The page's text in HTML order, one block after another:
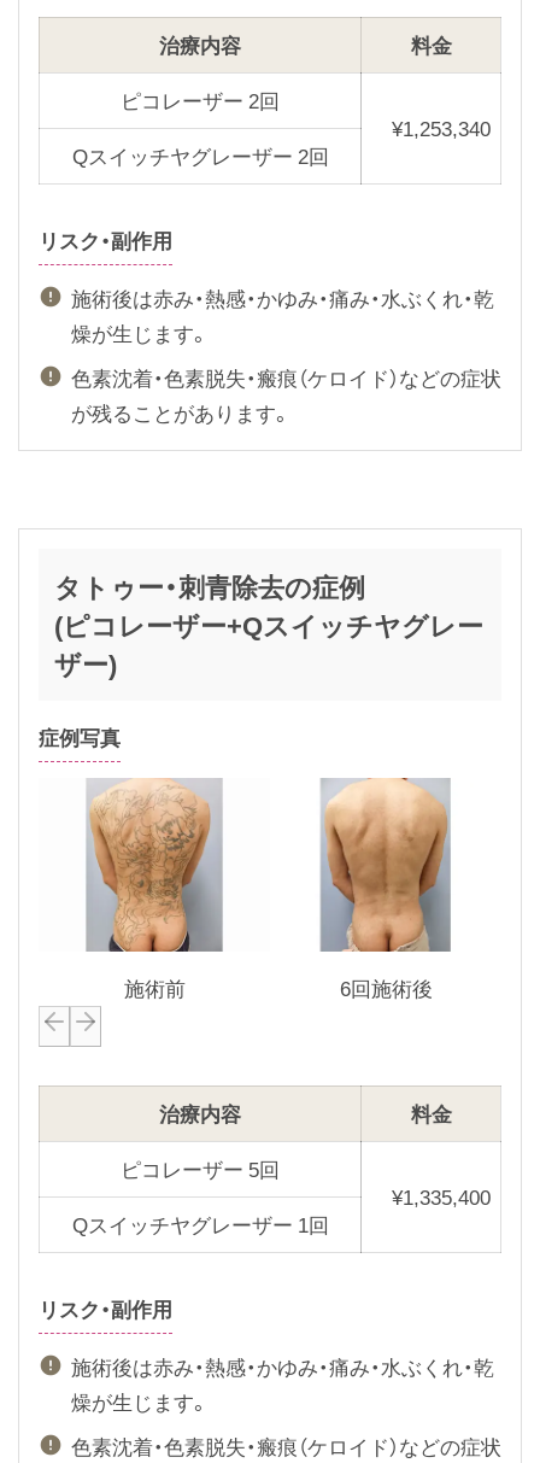
e
o
u
s
l
i
d
e
x
l
i
e
治療内容
料金
ピコレーザー 2回
¥1,253,340
Qスイッチヤグレーザー 2回
リスク・副作用
施術後は赤み・熱感・かゆみ・痛み・水ぶくれ・乾
燥が生じます。
色素沈着・色素脱失・瘢痕（ケロイド）などの症状
が残ることがあります。
タトゥー・刺青除去の症例
(ピコレーザー+Qスイッチヤグレー
ザー)
症例写真
施術前
6回施術後
P
e
o
u
s
l
i
d
e
x
l
i
e
治療内容
料金
ピコレーザー 5回
¥1,335,400
Qスイッチヤグレーザー 1回
リスク・副作用
施術後は赤み・熱感・かゆみ・痛み・水ぶくれ・乾
燥が生じます。
色素沈着・色素脱失・瘢痕（ケロイド）などの症状